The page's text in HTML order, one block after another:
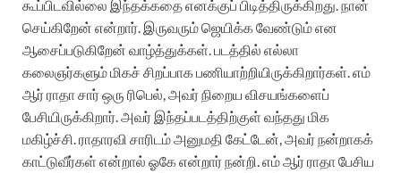
கூப்பிடவில்லை இந்தக்கதை எனக்குப் பிடித்திருக்கிறது. நான்
செய்கிறேன் என்றார். இருவரும் ஜெயிக்க வேண்டும் என
ஆசைப்படுகிறேன் வாழ்த்துக்கள். படத்தில் எல்லா
கலைஞர்களும் மிகச் சிறப்பாக பணியாற்றியிருக்கிறார்கள். எம்
ஆர் ராதா சார் ஒரு ரிபெல், அவர் நிறைய விசயங்களைப்
பேசியிருக்கிறார். அவர் இந்தப்படத்திற்குள் வந்தது மிக
மகிழ்ச்சி. ராதாரவி சாரிடம் அனுமதி கேட்டேன், அவர் நன்றாகக்
காட்டுவீர்கள் என்றால் ஓகே என்றார் நன்றி. எம் ஆர் ராதா பேசிய